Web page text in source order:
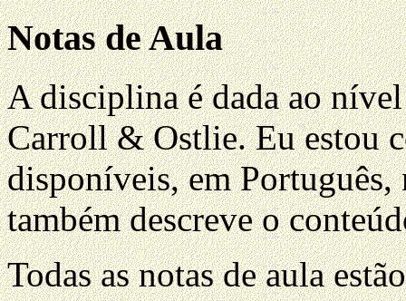
Notas de Aula
A disciplina é dada ao
Carroll & Ostlie. Eu estou
disponíveis, em
também descreve o
Todas as notas de aula